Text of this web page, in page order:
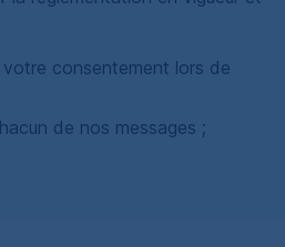
consentement lors de
de nos messages ;